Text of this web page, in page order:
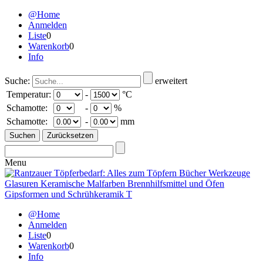
@Home
Anmelden
Liste0
Warenkorb0
Info
Suche:
erweitert
Temperatur:
-
°C
Schamotte:
-
%
Schamotte:
- mm
Menu
@Home
Anmelden
Liste0
Warenkorb0
Info